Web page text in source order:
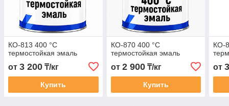
КО-813 400 °C
термостойкая эмаль
от 3 200 ₸/кг
Купить
КО-870 400 °C
термостойкая эмаль
от 2 900₸/кг
Купить
КО-
от